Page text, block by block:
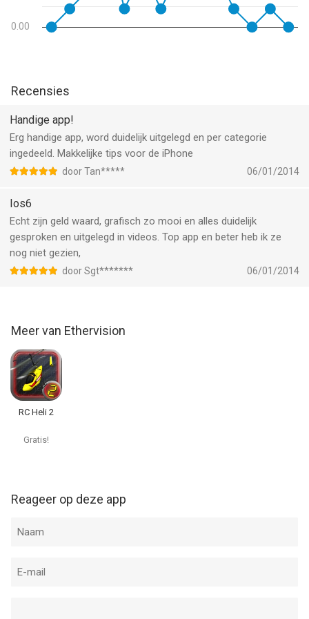
0.00
Recensies
Handige app!
Erg handige app, word duidelijk uitgelegd en per categorie
ingedeeld. Makkelijke tips voor de iPhone
door Tan***** 06/01/2014
Ios6
Echt zijn geld waard, grafisch zo mooi en alles duidelijk
gesproken en uitgelegd in videos. Top app en beter heb ik ze
nog niet gezien,
door Sgt******* 06/01/2014
Meer van Ethervision
RC Heli 2
Gratis!
Reageer op deze app